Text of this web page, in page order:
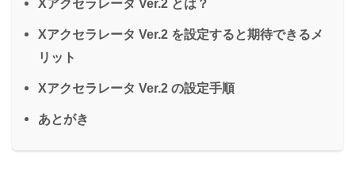
Xアクセラレータ Ver.2 とは？
Xアクセラレータ Ver.2 を設定すると期待できるメ
リット
Xアクセラレータ Ver.2 の設定手順
あとがき